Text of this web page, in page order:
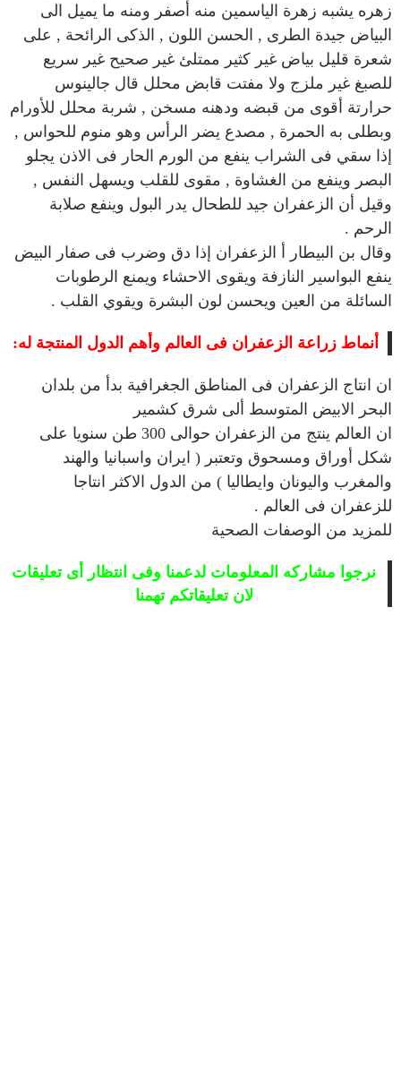
زهره يشبه زهرة الياسمين منه أصفر ومنه ما يميل الى
البياض جيدة الطرى , الحسن اللون , الذكى الرائحة , على
شعرة قليل بياض غير كثير ممتلئ غير صحيح غير سريع
للصبغ غير ملزج ولا مفتت قابض محلل قال جالينوس
حرارتة أقوى من قبضه ودهنه مسخن , شربة محلل للأورام
وبطلى به الحمرة , مصدع يضر الرأس وهو منوم للحواس ,
إذا سقي فى الشراب ينفع من الورم الحار فى الاذن يجلو
البصر وينفع من الغشاوة , مقوى للقلب ويسهل النفس ,
وقيل أن الزعفران جيد للطحال يدر البول وينفع صلابة
الرحم .
وقال بن البيطار أ الزعفران إذا دق وضرب فى صفار البيض
ينفع البواسير النازفة ويقوى الاحشاء ويمنع الرطوبات
السائلة من العين ويحسن لون البشرة ويقوي القلب .
أنماط زراعة الزعفران فى العالم وأهم الدول المنتجة له:
ان انتاج الزعفران فى المناطق الجغرافية بدأ من بلدان
البحر الابيض المتوسط ألى شرق كشمير
ان العالم ينتج من الزعفران حوالى 300 طن سنويا على
شكل أوراق ومسحوق وتعتبر ( ايران واسبانيا والهند
والمغرب واليونان وايطاليا ) من الدول الاكثر انتاجا
للزعفران فى العالم .
للمزيد من الوصفات الصحية
نرجوا مشاركه المعلومات لدعمنا وفى انتظار أى تعليقات
لان تعليقاتكم تهمنا